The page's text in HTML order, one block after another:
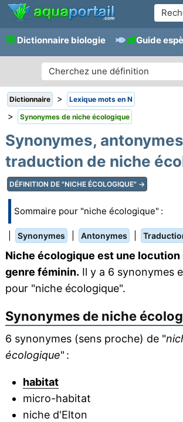
Dictionnaire biologie Guide
Dictionnaire > Lexique mots en N
> Synonymes de niche écologique
Synonymes,
traduction de niche
DÉFINITION DE "NICHE ÉCOLOGIQUE" →
Sommaire pour "niche écologique" :
Synonymes Antonymes
Niche écologique est une locution
genre féminin. Il y a 6 synonymes
pour "niche écologique".
Synonymes de niche
6 synonymes (sens proche) de "
écologique" :
habitat
micro-habitat
niche d'Elton